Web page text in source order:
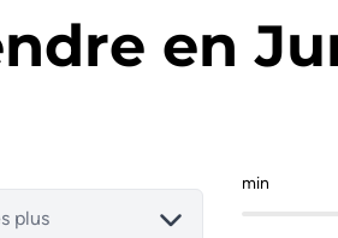
en
plus
min